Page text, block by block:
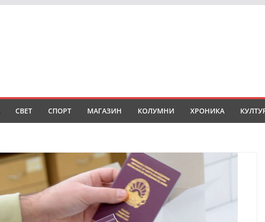
СВЕТ СПОРТ МАГАЗИН КОЛУМНИ ХРОНИКА